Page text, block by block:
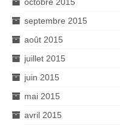
septembre 2015
août 2015
juillet 2015
juin 2015
mai 2015
avril 2015